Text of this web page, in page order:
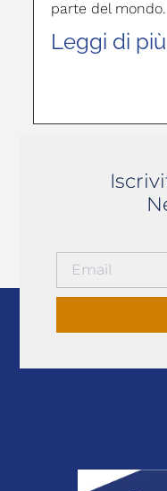
parte del mondo.
Leggi di